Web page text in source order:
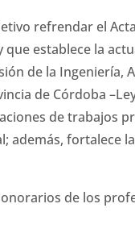
refrendar el
que establece la
de la
de Córdoba
de trabajos
además, fortalece
de los